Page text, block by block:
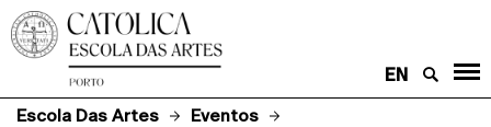
EN
Escola Das Artes
Eventos